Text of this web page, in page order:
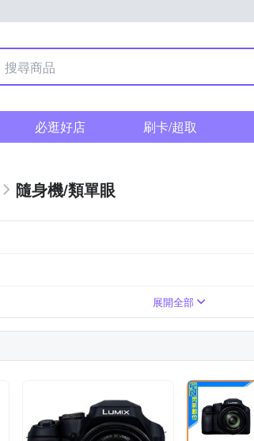
必逛好店 刷卡/超取
隨身機/類單眼
展開全部